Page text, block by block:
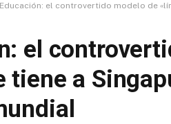
Educación: el controvertido modelo de
el
tiene a